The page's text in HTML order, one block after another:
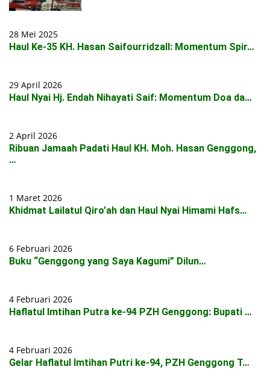
28 Mei 2025
Haul Ke-35 KH. Hasan Saifourridzall: Momentum Spir…
29 April 2026
Haul Nyai Hj. Endah Nihayati Saif: Momentum Doa da…
2 April 2026
Ribuan Jamaah Padati Haul KH. Moh. Hasan Genggong,
…
1 Maret 2026
Khidmat Lailatul Qiro’ah dan Haul Nyai Himami Hafs…
6 Februari 2026
Buku “Genggong yang Saya Kagumi” Dilun…
4 Februari 2026
Haflatul Imtihan Putra ke-94 PZH Genggong: Bupati …
4 Februari 2026
Gelar Haflatul Imtihan Putri ke-94, PZH Genggong T…